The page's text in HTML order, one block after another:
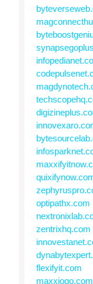
optipathx.com
zentrixhq.com
flexifyit.com
maxxiogo.com